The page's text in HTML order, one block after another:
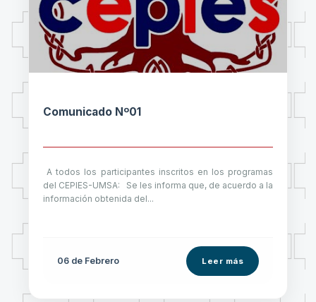
Comunicado Nº01
A todos los participantes inscritos en los programas
del CEPIES-UMSA: Se les informa que, de acuerdo a la
información obtenida del...
06 de Febrero Leer más